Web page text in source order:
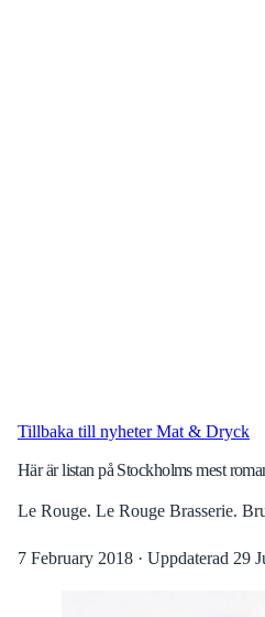
Tillbaka till nyheterMat & Dryck
Här är listan på Stockholms mest
Le Rouge. Le Rouge Brasserie.
7 February 2018 · Uppdaterad 29